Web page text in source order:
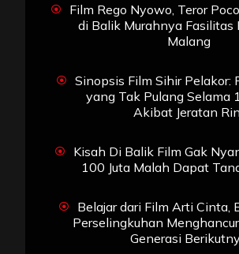
Film Rego Nyowo, Teror
di Balik Murahnya Fasilitas
Malang
Sinopsis Film Sihir Pelakor:
yang Tak Pulang Selama
Akibat Jeratan
Kisah Di Balik Film Gak
100 Juta Malah Dapat
Belajar dari Film Arti Cinta,
Perselingkuhan
Generasi